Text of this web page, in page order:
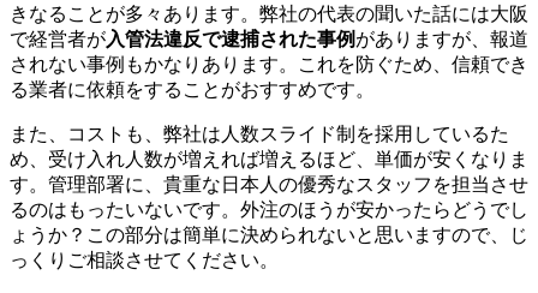
きなることが多々あります。弊社の代表の聞いた話には大阪
で経営者が入管法違反で逮捕された事例 がありますが、報道
されない事例もかなりあります。これを防ぐため、信頼でき
る業者に依頼をすることがおすすめです。
また、コストも、弊社は人数スライド制を採用しているた
め、受け入れ人数が増えれば増えるほど、単価が安くなりま
す。管理部署に、貴重な日本人の優秀なスタッフを担当させ
るのはもったいないです。外注のほうが安かったらどうでし
ょうか？この部分は簡単に決められないと思いますので、じ
っくりご相談させてください。